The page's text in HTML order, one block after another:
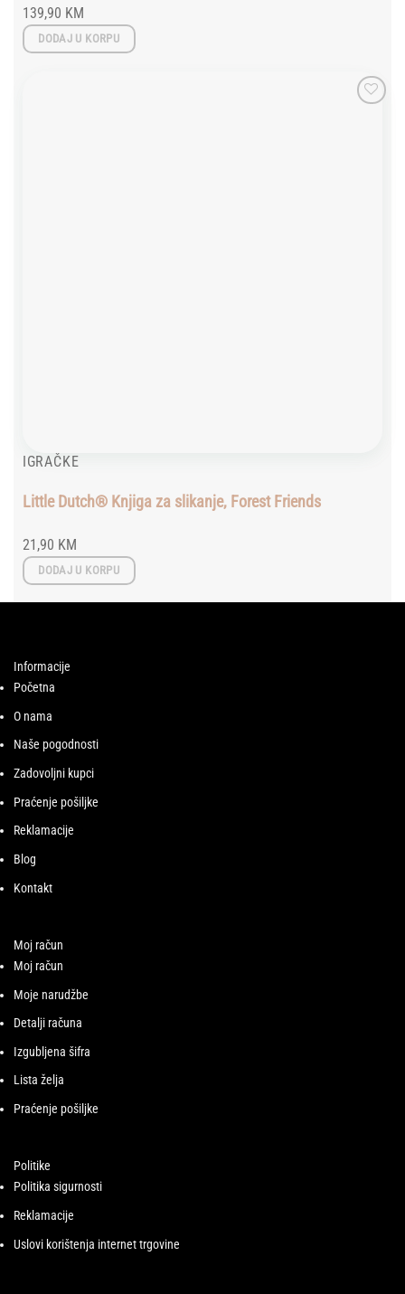
139,90 KM
DODAJ U KORPU
IGRAČKE
Little Dutch® Knjiga za slikanje, Forest Friends
21,90 KM
DODAJ U KORPU
Informacije
Početna
O nama
Naše pogodnosti
Zadovoljni kupci
Praćenje pošiljke
Reklamacije
Blog
Kontakt
Moj račun
Moj račun
Moje narudžbe
Detalji računa
Izgubljena šifra
Lista želja
Praćenje pošiljke
Politike
Politika sigurnosti
Reklamacije
Uslovi korištenja internet trgovine